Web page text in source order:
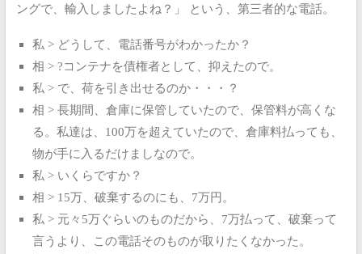
ングで、輸入しましたよね？」
という、第三者的な電話。
私 > どうして、電話番号がわかったか？
相 > ?コンテナを債権者として、抑えたので。
私 > で、荷を引き出せるのか・・・？
相 > 長期間、倉庫に保管していたので、保管料が高くな
る。私達は、100万を超えていたので、倉庫料払っても、
物が手に入るだけましなので。
私 > いくらですか？
相 > 15万、破棄するのにも、7万円。
私 > 元々5万ぐらいのものだから、7万払って、破棄って
言うより、この電話そのものが取りたくなかった。